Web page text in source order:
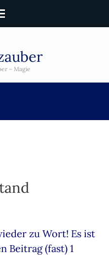
– Magie
zu Wort! Es ist
Beitrag (fast) 1